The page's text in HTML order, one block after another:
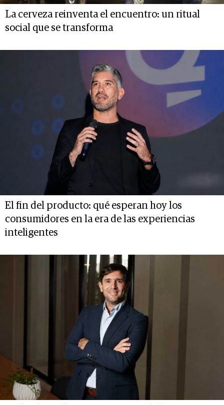
La cerveza reinventa el encuentro: un ritual
social que se transforma
El fin del producto: qué esperan hoy los
consumidores en la era de las experiencias
inteligentes